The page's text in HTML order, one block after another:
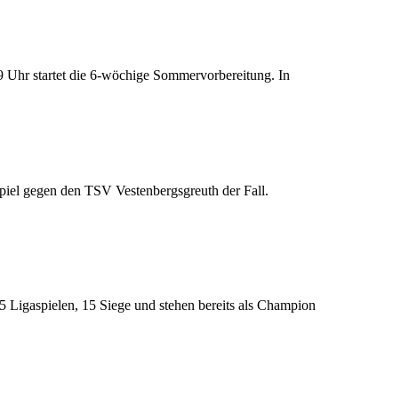
startet die 6-wöchige Sommervorbereitung. In
gegen den TSV Vestenbergsgreuth der Fall.
15 Siege und stehen bereits als Champion